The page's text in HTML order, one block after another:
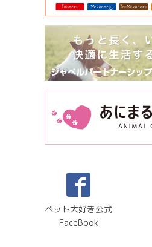
ペット大好き公式
FaceBook